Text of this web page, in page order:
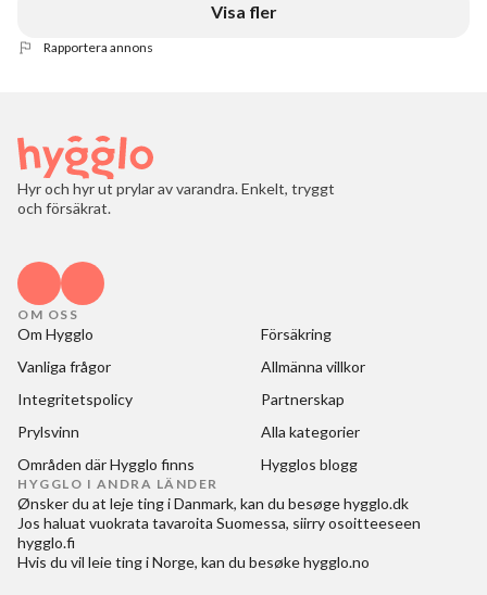
Visa fler
Rapportera annons
Hyr och hyr ut prylar av varandra. Enkelt, tryggt
och försäkrat.
OM OSS
Om Hygglo
Försäkring
Vanliga frågor
Allmänna villkor
Integritetspolicy
Partnerskap
Prylsvinn
Alla kategorier
Områden där Hygglo finns
Hygglos blogg
HYGGLO I ANDRA LÄNDER
Ønsker du at leje ting i Danmark, kan du besøgehygglo.dk
Jos haluat vuokrata tavaroita Suomessa, siirry osoitteeseen
hygglo.fi
Hvis du vil leie ting i Norge, kan du besøkehygglo.no